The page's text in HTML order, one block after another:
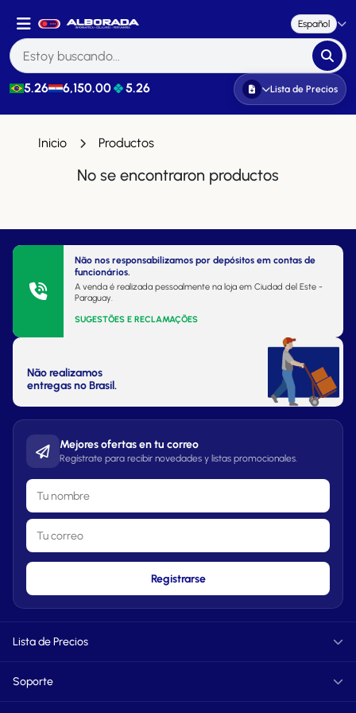
Español
5.26 6,150.00 5.26 Lista de Precios
Inicio Productos
No se encontraron productos
Não nos responsabilizamos por depósitos em contas de
funcionários.
A venda é realizada pessoalmente na loja em Ciudad del Este -
Paraguay.
SUGESTÕES E RECLAMAÇÕES
Não realizamos
entregas no Brasil.
Mejores ofertas en tu correo
Regístrate para recibir novedades y listas promocionales.
Registrarse
Lista de Precios
Soporte